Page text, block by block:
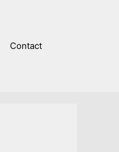
Contact